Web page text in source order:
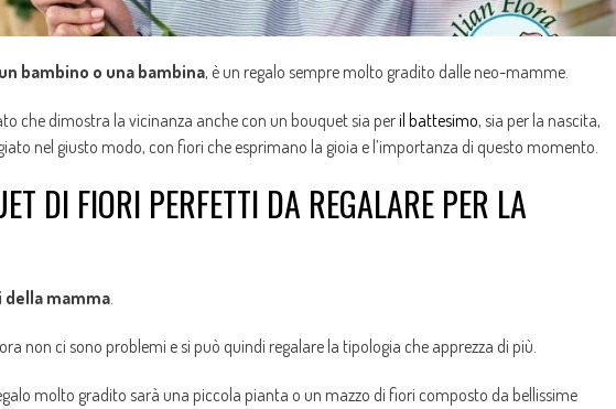
bambino o una bambina, è un regalo sempre molto gradito dalle neo-mamme.
che dimostra la vicinanza anche con un bouquet sia peril battesimo, sia per la nascita,
nel giusto modo, con fiori che esprimano la gioia e l’importanza di questo momento.
DI FIORI PERFETTI DA REGALARE PER LA
della mamma.
non ci sono problemi e si può quindi regalare la tipologia che apprezza di più.
molto gradito sarà una piccola pianta o un mazzo di fiori composto da bellissime